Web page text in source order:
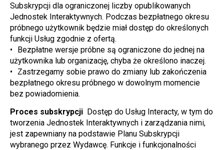
Subskrypcji dla ograniczonej liczby opublikowanych
Jednostek Interaktywnych. Podczas bezpłatnego okresu
próbnego użytkownik będzie miał dostęp do określonych
funkcji Usług zgodnie z ofertą.
Bezpłatne wersje próbne są ograniczone do jednej na
użytkownika lub organizację, chyba że określono inaczej.
Zastrzegamy sobie prawo do zmiany lub zakończenia
bezpłatnego okresu próbnego w dowolnym momencie
bez powiadomienia.
Proces subskrypcji Dostęp do Usług Interacty, w tym do
tworzenia Jednostek Interaktywnych i zarządzania nimi,
jest zapewniany na podstawie Planu Subskrypcji
wybranego przez Wydawcę. Funkcje i funkcjonalności